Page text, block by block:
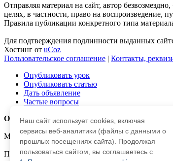
Отправляя материал на сайт, автор
целях, в частности, право на воспроизведение,
Правила публикации конкретного типа
Для подтверждения подлинности выданных
Хостинг от uCoz
Пользовательское соглашение | Контакты,
Опубликовать урок
Опубликовать статью
Дать объявление
Частые вопросы
О работе с сайтом
Мы используем cookie.
Публикуя материалы на сайте (комментарии,
Наш сайт использует cookies, включая
сервисы веб-аналитики (файлы с данными о
прошлых посещениях сайта). Продолжая
пользоваться сайтом, вы соглашаетесь с